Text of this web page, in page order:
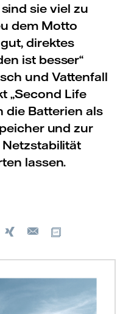
sie viel zu
dem Motto
direktes
ist besser“
und Vattenfall
„Second Life
die Batterien als
und zur
lassen.
Xing
E-